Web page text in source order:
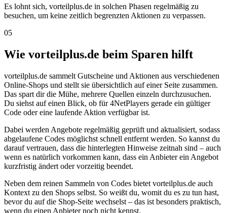
Es lohnt sich, vorteilplus.de in solchen Phasen regelmäßig zu
besuchen, um keine zeitlich begrenzten Aktionen zu verpassen.
05
Wie vorteilplus.de beim Sparen hilft
vorteilplus.de sammelt Gutscheine und Aktionen aus verschiedenen
Online-Shops und stellt sie übersichtlich auf einer Seite zusammen.
Das spart dir die Mühe, mehrere Quellen einzeln durchzusuchen.
Du siehst auf einen Blick, ob für 4NetPlayers gerade ein gültiger
Code oder eine laufende Aktion verfügbar ist.
Dabei werden Angebote regelmäßig geprüft und aktualisiert, sodass
abgelaufene Codes möglichst schnell entfernt werden. So kannst du
darauf vertrauen, dass die hinterlegten Hinweise zeitnah sind – auch
wenn es natürlich vorkommen kann, dass ein Anbieter ein Angebot
kurzfristig ändert oder vorzeitig beendet.
Neben dem reinen Sammeln von Codes bietet vorteilplus.de auch
Kontext zu den Shops selbst. So weißt du, womit du es zu tun hast,
bevor du auf die Shop-Seite wechselst – das ist besonders praktisch,
wenn du einen Anbieter noch nicht kennst.